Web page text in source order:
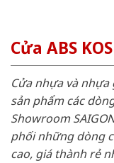
Cửa ABS
Cửa nhựa và nhựa
sản phẩm các
Showroom
phối những dòng
cao, giá thành rẻ